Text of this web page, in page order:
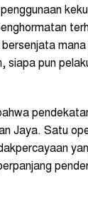
pun
Jaya. Satu